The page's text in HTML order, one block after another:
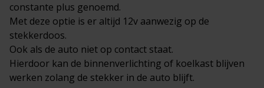
constante plus genoemd.
Met deze optie is er altijd 12v aanwezig op de
stekkerdoos.
Ook als de auto niet op contact staat.
Hierdoor kan de binnenverlichting of koelkast blijven
werken zolang de stekker in de auto blijft.